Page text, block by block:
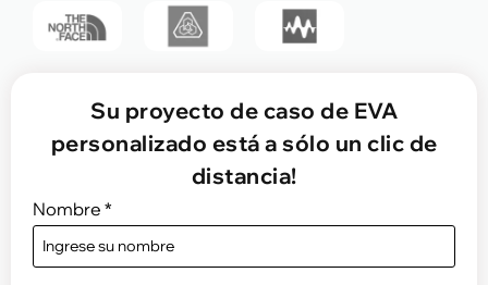
Su proyecto de caso de EVA
personalizado está a sólo un clic de
distancia!
Nombre *